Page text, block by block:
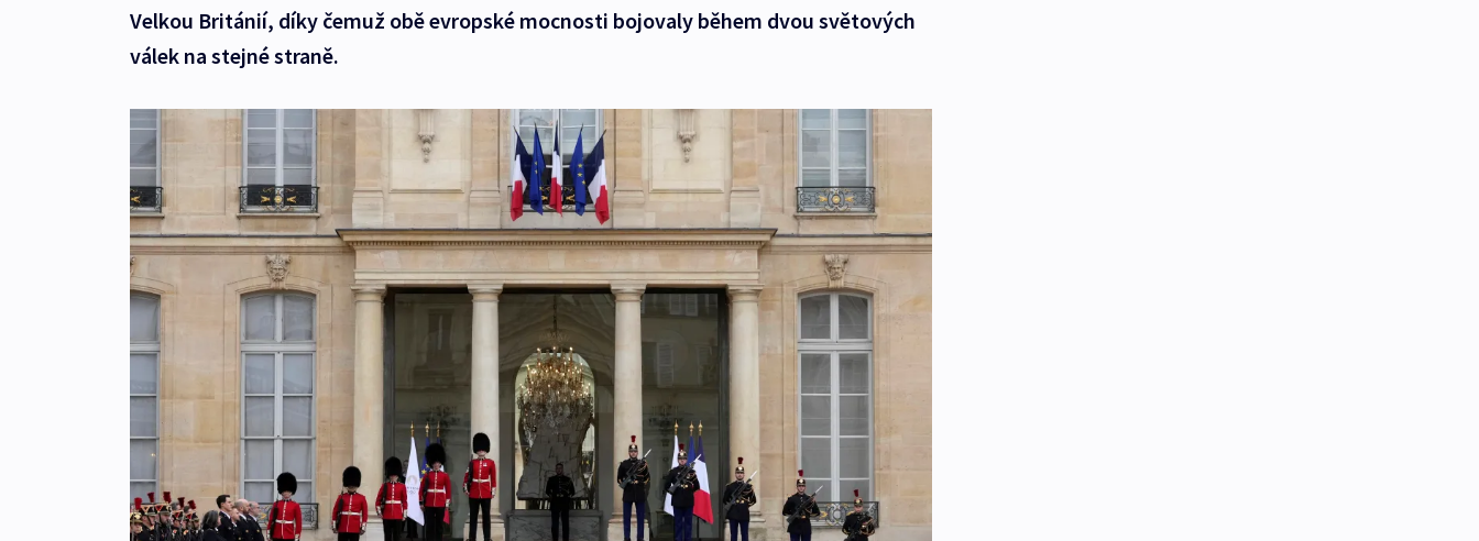
Velkou Británií, díky čemuž obě evropské mocnosti bojovaly během dvou světových
válek na stejné straně.